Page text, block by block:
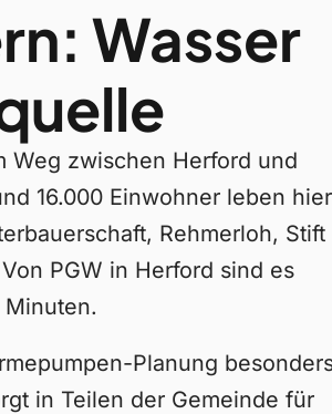
Wasser
Weg zwischen Herford und
16.000 Einwohner leben hier
Rehmerloh, Stift
PGW in Herford sind es
Planung
in Teilen der Gemeinde für